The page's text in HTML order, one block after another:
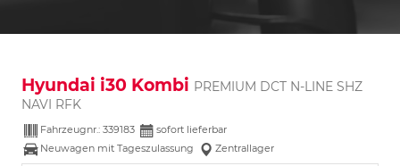
Hyundai i30 Kombi PREMIUM DCT N-LINE SHZ
NAVI RFK
Fahrzeugnr.: 339183
sofort lieferbar
Neuwagen mit Tageszulassung
Zentrallager